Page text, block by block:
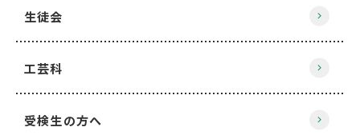
生徒会
工芸科
受検生の方へ